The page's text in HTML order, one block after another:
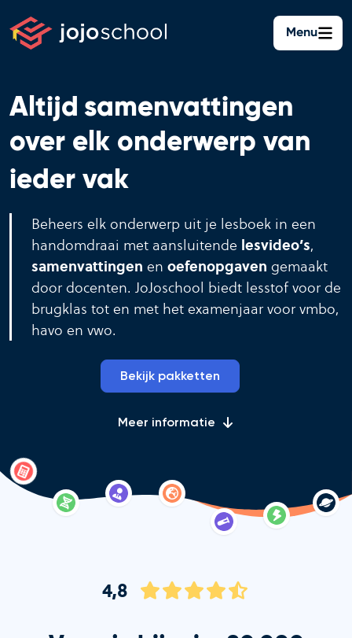
naar
Menu
Altijd
lesvideo’s
samenvattingen
chatten
over elk onderwerp van
ieder vak
Beheers elk onderwerp uit je lesboek in een
handomdraai met aansluitende lesvideo’s,
samenvattingen en oefenopgaven gemaakt
door docenten. JoJoschool biedt lesstof voor de
brugklas tot en met het examenjaar voor vmbo,
havo en vwo.
Bekijk pakketten
Meer informatie
4,8